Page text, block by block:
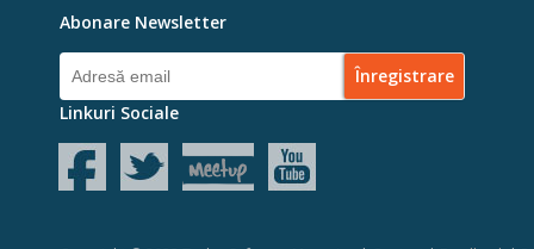
Abonare Newsletter
Linkuri Sociale